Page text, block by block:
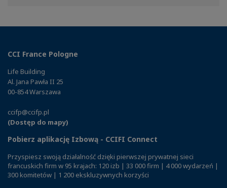
CCI France Pologne
Life Building
Al. Jana Pawła II 25
00-854 Warszawa
ccifp@ccifp.pl
(Dostęp do mapy)
Pobierz aplikację Izbową - CCIFI Connect
Przyspiesz swoją działalność dzięki pierwszej prywatnej sieci
francuskich firm w 95 krajach: 120 izb | 33 000 firm | 4 000 wydarzeń |
300 komitetów | 1 200 ekskluzywnych korzyści